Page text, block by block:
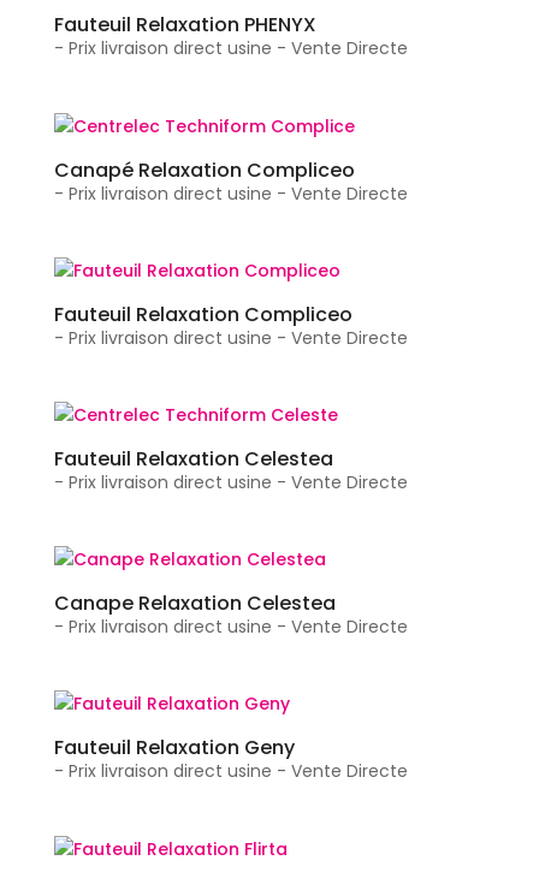
Fauteuil Relaxation PHENYX
- Prix livraison direct usine - Vente Directe
Canapé Relaxation Compliceo
- Prix livraison direct usine - Vente Directe
Fauteuil Relaxation Compliceo
- Prix livraison direct usine - Vente Directe
Fauteuil Relaxation Celestea
- Prix livraison direct usine - Vente Directe
Canape Relaxation Celestea
- Prix livraison direct usine - Vente Directe
Fauteuil Relaxation Geny
- Prix livraison direct usine - Vente Directe